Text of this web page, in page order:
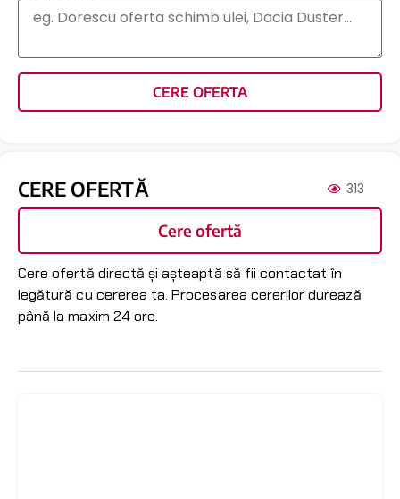
CERE OFERTA
CERE OFERTĂ 313
Cere ofertă
Cere ofertă directă și așteaptă să fii contactat în
legătură cu cererea ta. Procesarea cererilor durează
până la maxim 24 ore.